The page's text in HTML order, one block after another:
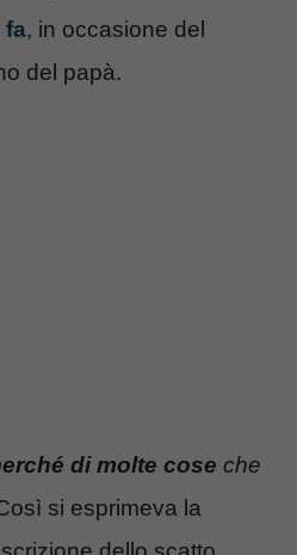
fa, in occasione del
del papà.
di molte cose che
si esprimeva la